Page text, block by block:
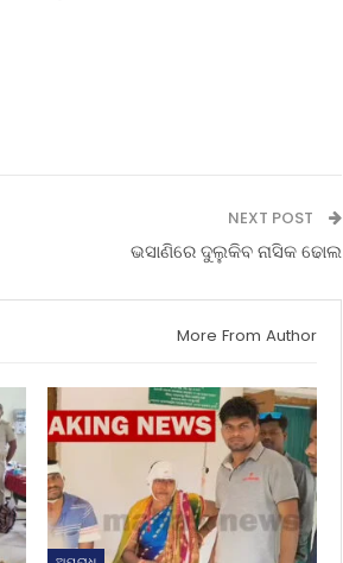
NEXT POST
ଭସାଣିରେ ଦୁଲୁକିବ ନାସିକ ଢୋଲ
More From Author